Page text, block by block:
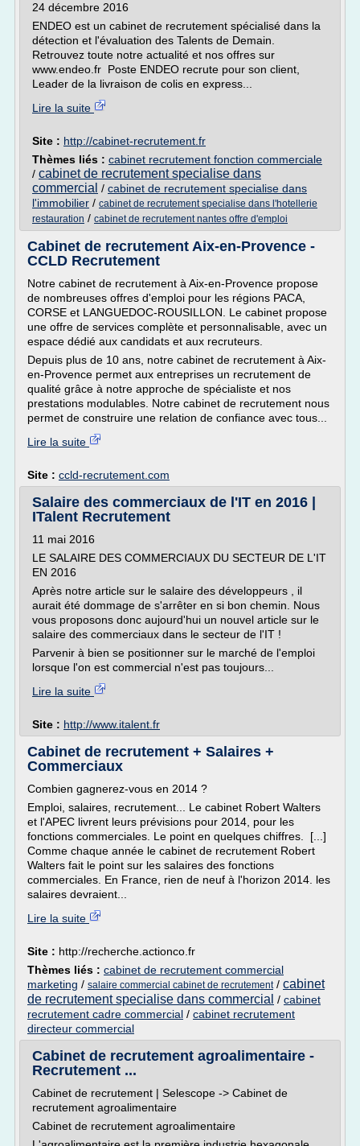
24 décembre 2016
ENDEO est un cabinet de recrutement spécialisé dans la
détection et l'évaluation des Talents de Demain.
Retrouvez toute notre actualité et nos offres sur
www.endeo.fr Poste ENDEO recrute pour son client,
Leader de la livraison de colis en express...
Lire la suite
Site : http://cabinet-recrutement.fr
Thèmes liés : cabinet recrutement fonction commerciale
/ cabinet de recrutement specialise dans
commercial / cabinet de recrutement specialise dans
l'immobilier / cabinet de recrutement specialise dans l'hotellerie
restauration / cabinet de recrutement nantes offre d'emploi
Cabinet de recrutement Aix-en-Provence -
CCLD Recrutement
Notre cabinet de recrutement à Aix-en-Provence propose
de nombreuses offres d'emploi pour les régions PACA,
CORSE et LANGUEDOC-ROUSILLON. Le cabinet propose
une offre de services complète et personnalisable, avec un
espace dédié aux candidats et aux recruteurs.
Depuis plus de 10 ans, notre cabinet de recrutement à Aix-
en-Provence permet aux entreprises un recrutement de
qualité grâce à notre approche de spécialiste et nos
prestations modulables. Notre cabinet de recrutement nous
permet de construire une relation de confiance avec tous...
Lire la suite
Site : ccld-recrutement.com
Salaire des commerciaux de l'IT en 2016 |
ITalent Recrutement
11 mai 2016
LE SALAIRE DES COMMERCIAUX DU SECTEUR DE L'IT
EN 2016
Après notre article sur le salaire des développeurs , il
aurait été dommage de s'arrêter en si bon chemin. Nous
vous proposons donc aujourd'hui un nouvel article sur le
salaire des commerciaux dans le secteur de l'IT !
Parvenir à bien se positionner sur le marché de l'emploi
lorsque l'on est commercial n'est pas toujours...
Lire la suite
Site : http://www.italent.fr
Cabinet de recrutement + Salaires +
Commerciaux
Combien gagnerez-vous en 2014 ?
Emploi, salaires, recrutement... Le cabinet Robert Walters
et l'APEC livrent leurs prévisions pour 2014, pour les
fonctions commerciales. Le point en quelques chiffres. [...]
Comme chaque année le cabinet de recrutement Robert
Walters fait le point sur les salaires des fonctions
commerciales. En France, rien de neuf à l'horizon 2014. les
salaires devraient...
Lire la suite
Site : http://recherche.actionco.fr
Thèmes liés : cabinet de recrutement commercial
marketing / salaire commercial cabinet de recrutement/ cabinet
de recrutement specialise dans commercial / cabinet
recrutement cadre commercial / cabinet recrutement
directeur commercial
Cabinet de recrutement agroalimentaire -
Recrutement ...
Cabinet de recrutement | Selescope -> Cabinet de
recrutement agroalimentaire
Cabinet de recrutement agroalimentaire